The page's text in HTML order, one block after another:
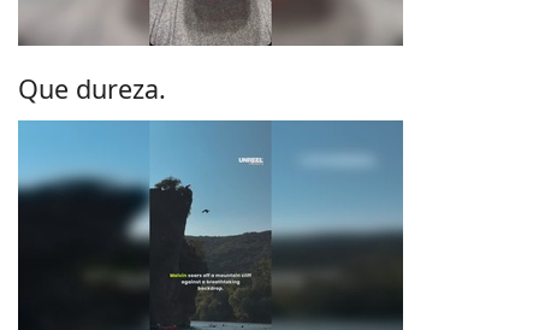
Que dureza.